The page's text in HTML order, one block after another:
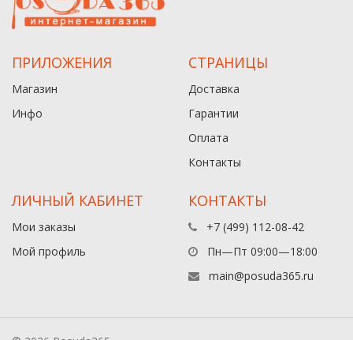
ПРИЛОЖЕНИЯ
Магазин
Инфо
СТРАНИЦЫ
Доставка
Гарантии
Оплата
Контакты
ЛИЧНЫЙ КАБИНЕТ
Мои заказы
Мой профиль
КОНТАКТЫ
+7 (499) 112-08-42
Пн—Пт 09:00—18:00
main@posuda365.ru